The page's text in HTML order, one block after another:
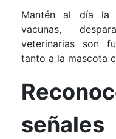
Mantén al día la
vacunas,
veterinarias son
tanto a la mascota